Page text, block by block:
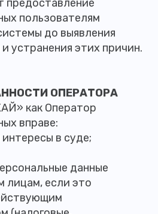
предоставление
пользователям
до выявления
устранения этих причин.
ОПЕРАТОРА
как Оператор
вправе:
в суде;
данные
лицам, если это